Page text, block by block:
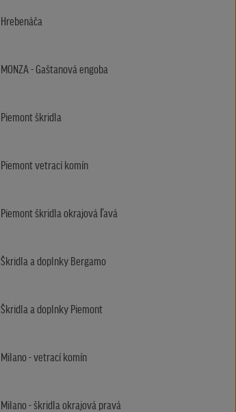
Hrebenáča
MONZA - Gaštanová engoba
Piemont škridla
Piemont vetrací komín
Piemont škridla okrajová ľavá
Škridla a doplnky Bergamo
Škridla a doplnky Piemont
Milano - vetrací komín
Milano - škridla okrajová pravá